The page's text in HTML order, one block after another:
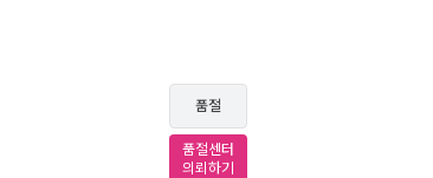
품절
품절센터
의뢰하기